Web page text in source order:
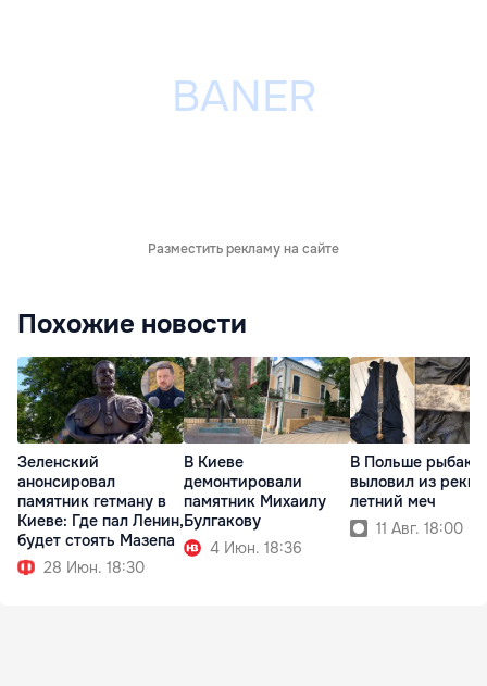
Разместить рекламу на сайте
Похожие новости
Зеленский
анонсировал
памятник гетману в
Киеве: Где пал Ленин,
будет стоять Мазепа
28 Июн. 18:30
В Киеве
демонтировали
памятник Михаилу
Булгакову
4 Июн. 18:36
В Польше рыбак
выловил из реки
летний меч
11 Авг. 18:00